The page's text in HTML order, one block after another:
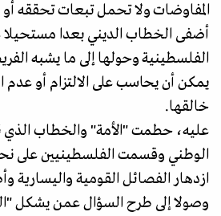
المفاوضات ولا تحمل تبعات تحققه
أضفى الخطاب الديني بعدا مستحيلا
الفلسطينية وحولها إلى ما يشبه
يمكن أن يحاسب على الالتزام أو عدم
خالقها.
عليه، حطمت "الأمة" والخطاب الذي
الوطني وقسمت الفلسطينيين على
ازدهار الفصائل القومية
وصولا إلى طرح السؤال عمن يشكل